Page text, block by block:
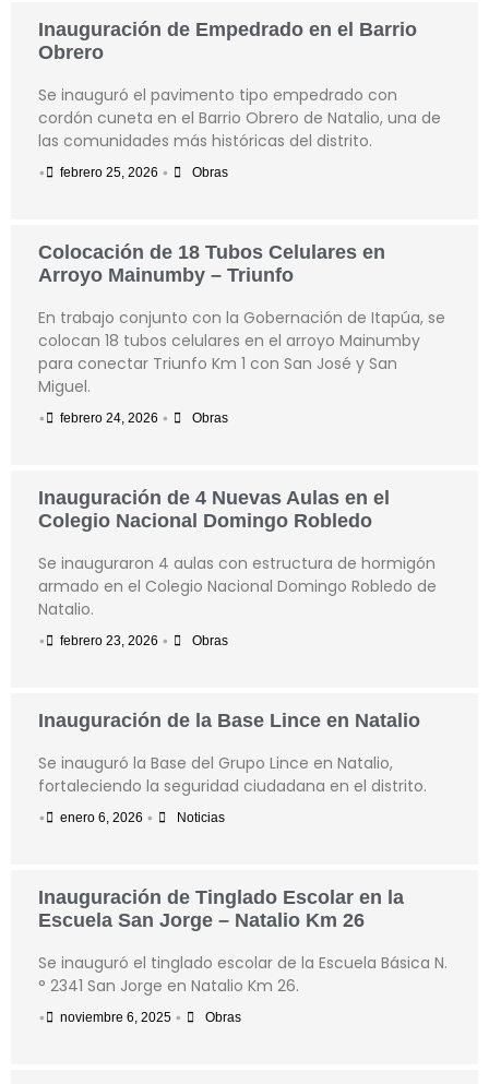
Inauguración de Empedrado en el Barrio
Obrero
Se inauguró el pavimento tipo empedrado con
cordón cuneta en el Barrio Obrero de Natalio, una de
las comunidades más históricas del distrito.
• febrero 25, 2026 • Obras
Colocación de 18 Tubos Celulares en
Arroyo Mainumby – Triunfo
En trabajo conjunto con la Gobernación de Itapúa, se
colocan 18 tubos celulares en el arroyo Mainumby
para conectar Triunfo Km 1 con San José y San
Miguel.
• febrero 24, 2026 • Obras
Inauguración de 4 Nuevas Aulas en el
Colegio Nacional Domingo Robledo
Se inauguraron 4 aulas con estructura de hormigón
armado en el Colegio Nacional Domingo Robledo de
Natalio.
• febrero 23, 2026 • Obras
Inauguración de la Base Lince en Natalio
Se inauguró la Base del Grupo Lince en Natalio,
fortaleciendo la seguridad ciudadana en el distrito.
• enero 6, 2026 • Noticias
Inauguración de Tinglado Escolar en la
Escuela San Jorge – Natalio Km 26
Se inauguró el tinglado escolar de la Escuela Básica N.
° 2341 San Jorge en Natalio Km 26.
• noviembre 6, 2025 • Obras